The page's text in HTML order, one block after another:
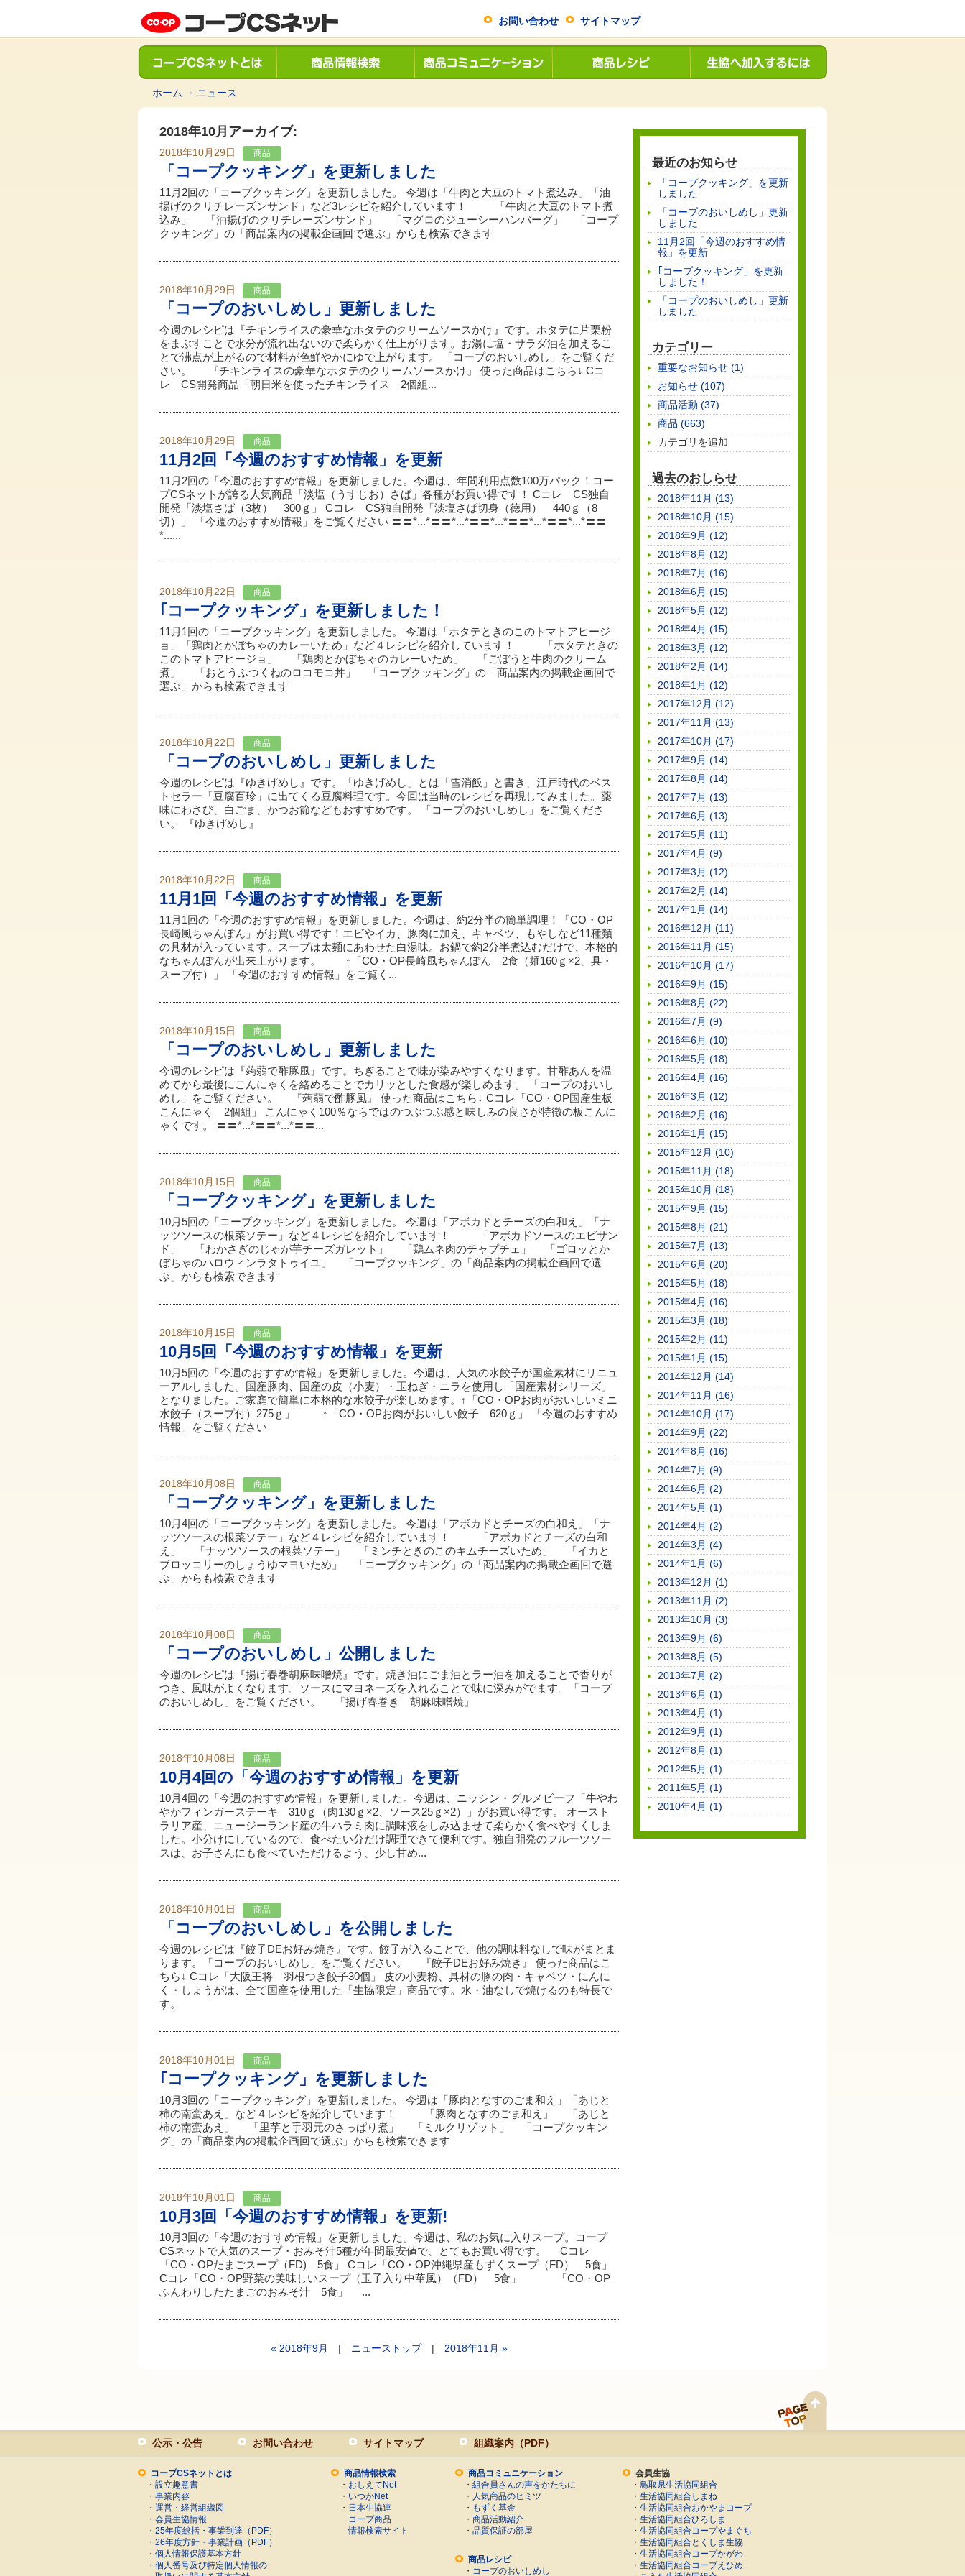
サイトマップ
お問い合わせ
ホーム ニュース
2018年10月アーカイブ:
2018年10月29日 商品
「コープクッキング」を更新しました
11月2回の「コープクッキング」を更新しました。 今週は「牛肉と大豆のトマト煮込み」「油
揚げのクリチレーズンサンド」など3レシピを紹介しています！ 「牛肉と大豆のトマト煮
込み」 「油揚げのクリチレーズンサンド」 「マグロのジューシーハンバーグ」 「コープ
クッキング」の「商品案内の掲載企画回で選ぶ」からも検索できます
2018年10月29日 商品
「コープのおいしめし」更新しました
今週のレシピは『チキンライスの豪華なホタテのクリームソースかけ』です。ホタテに片栗粉
をまぶすことで水分が流れ出ないので柔らかく仕上がります。お湯に塩・サラダ油を加えるこ
とで沸点が上がるので材料が色鮮やかにゆで上がります。 「コープのおいしめし」をご覧くだ
さい。 『チキンライスの豪華なホタテのクリームソースかけ』 使った商品はこちら↓ Cコ
レ CS開発商品「朝日米を使ったチキンライス 2個組...
2018年10月29日 商品
11月2回「今週のおすすめ情報」を更新
11月2回の「今週のおすすめ情報」を更新しました。今週は、年間利用点数100万パック！コー
プCSネットが誇る人気商品「淡塩（うすじお）さば」各種がお買い得です！ Cコレ CS独自
開発「淡塩さば（3枚） 300ｇ」 Cコレ CS独自開発「淡塩さば切身（徳用） 440ｇ（8
切）」 「今週のおすすめ情報」をご覧ください 〓〓*...*〓〓*...*〓〓*...*〓〓*...*〓〓*...*〓〓
*......
2018年10月22日 商品
｢コープクッキング」を更新しました！
11月1回の「コープクッキング」を更新しました。 今週は「ホタテときのこのトマトアヒージ
ョ」「鶏肉とかぼちゃのカレーいため」など４レシピを紹介しています！ 「ホタテときの
このトマトアヒージョ」 「鶏肉とかぼちゃのカレーいため」 「ごぼうと牛肉のクリーム
煮」 「おとうふつくねのロコモコ丼」 「コープクッキング」の「商品案内の掲載企画回で
選ぶ」からも検索できます
2018年10月22日 商品
「コープのおいしめし」更新しました
今週のレシピは『ゆきげめし』です。「ゆきげめし」とは「雪消飯」と書き、江戸時代のベス
トセラー「豆腐百珍」に出てくる豆腐料理です。今回は当時のレシピを再現してみました。薬
味にわさび、白ごま、かつお節などもおすすめです。 「コープのおいしめし」をご覧くださ
い。 『ゆきげめし』
2018年10月22日 商品
11月1回「今週のおすすめ情報」を更新
11月1回の「今週のおすすめ情報」を更新しました。今週は、約2分半の簡単調理！「CO・OP
長崎風ちゃんぽん」がお買い得です！エビやイカ、豚肉に加え、キャベツ、もやしなど11種類
の具材が入っています。スープは太麺にあわせた白湯味。お鍋で約2分半煮込むだけで、本格的
なちゃんぽんが出来上がります。 ↑「CO・OP長崎風ちゃんぽん 2食（麺160ｇ×2、具・
スープ付）」 「今週のおすすめ情報」をご覧く...
2018年10月15日 商品
「コープのおいしめし」更新しました
今週のレシピは『蒟蒻で酢豚風』です。ちぎることで味が染みやすくなります。甘酢あんを温
めてから最後にこんにゃくを絡めることでカリッとした食感が楽しめます。 「コープのおいし
めし」をご覧ください。 『蒟蒻で酢豚風』 使った商品はこちら↓ Cコレ「CO・OP国産生板
こんにゃく 2個組」 こんにゃく100％ならではのつぶつぶ感と味しみの良さが特徴の板こんに
ゃくです。 〓〓*...*〓〓*...*〓〓...
2018年10月15日 商品
「コープクッキング」を更新しました
10月5回の「コープクッキング」を更新しました。 今週は「アボカドとチーズの白和え」「ナ
ッツソースの根菜ソテー」など４レシピを紹介しています！ 「アボカドソースのエビサン
ド」 「わかさぎのじゃが芋チーズガレット」 「鶏ムネ肉のチャプチェ」 「ゴロッとか
ぼちゃのハロウィンラタトゥイユ」 「コープクッキング」の「商品案内の掲載企画回で選
ぶ」からも検索できます
2018年10月15日 商品
10月5回「今週のおすすめ情報」を更新
10月5回の「今週のおすすめ情報」を更新しました。今週は、人気の水餃子が国産素材にリニュ
ーアルしました。国産豚肉、国産の皮（小麦）・玉ねぎ・ニラを使用し「国産素材シリーズ」
となりました。ご家庭で簡単に本格的な水餃子が楽しめます。↑「CO・OPお肉がおいしいミニ
水餃子（スープ付）275ｇ」 ↑「CO・OPお肉がおいしい餃子 620ｇ」 「今週のおすすめ
情報」をご覧ください
2018年10月08日 商品
「コープクッキング」を更新しました
10月4回の「コープクッキング」を更新しました。 今週は「アボカドとチーズの白和え」「ナ
ッツソースの根菜ソテー」など４レシピを紹介しています！ 「アボカドとチーズの白和
え」 「ナッツソースの根菜ソテー」 「ミンチときのこのキムチーズいため」 「イカと
ブロッコリーのしょうゆマヨいため」 「コープクッキング」の「商品案内の掲載企画回で選
ぶ」からも検索できます
2018年10月08日 商品
「コープのおいしめし」公開しました
今週のレシピは『揚げ春巻胡麻味噌焼』です。焼き油にごま油とラー油を加えることで香りが
つき、風味がよくなります。ソースにマヨネーズを入れることで味に深みがでます。「コープ
のおいしめし」をご覧ください。 『揚げ春巻き 胡麻味噌焼』
2018年10月08日 商品
10月4回の「今週のおすすめ情報」を更新
10月4回の「今週のおすすめ情報」を更新しました。今週は、ニッシン・グルメビーフ「牛やわ
やかフィンガーステーキ 310ｇ（肉130ｇ×2、ソース25ｇ×2）」がお買い得です。 オースト
ラリア産、ニュージーランド産の牛ハラミ肉に調味液をしみ込ませて柔らかく食べやすくしま
した。小分けにしているので、食べたい分だけ調理できて便利です。独自開発のフルーツソー
スは、お子さんにも食べていただけるよう、少し甘め...
2018年10月01日 商品
「コープのおいしめし」を公開しました
今週のレシピは『餃子DEお好み焼き』です。餃子が入ることで、他の調味料なしで味がまとま
ります。「コープのおいしめし」をご覧ください。 『餃子DEお好み焼き』 使った商品はこ
ちら↓ Cコレ「大阪王将 羽根つき餃子30個」 皮の小麦粉、具材の豚の肉・キャベツ・にんに
く・しょうがは、全て国産を使用した「生協限定」商品です。水・油なしで焼けるのも特長で
す。
2018年10月01日 商品
｢コープクッキング」を更新しました
10月3回の「コープクッキング」を更新しました。 今週は「豚肉となすのごま和え」「あじと
柿の南蛮あえ」など４レシピを紹介しています！ 「豚肉となすのごま和え」 「あじと
柿の南蛮あえ」 「里芋と手羽元のさっぱり煮」 「ミルクリゾット」 「コープクッキン
グ」の「商品案内の掲載企画回で選ぶ」からも検索できます
2018年10月01日 商品
10月3回「今週のおすすめ情報」を更新!
10月3回の「今週のおすすめ情報」を更新しました。今週は、私のお気に入りスープ。コープ
CSネットで人気のスープ・おみそ汁5種が年間最安値で、とてもお買い得です。 Cコレ
「CO・OPたまごスープ（FD) 5食」 Cコレ「CO・OP沖縄県産もずくスープ（FD） 5食」
Cコレ「CO・OP野菜の美味しいスープ（玉子入り中華風）（FD） 5食」 「CO・OP
ふんわりしたたまごのおみそ汁 5食」 ...
« 2018年9月 | ニューストップ | 2018年11月 »
最近のお知らせ
「コープクッキング」を更新
しました
「コープのおいしめし」更新
しました
11月2回「今週のおすすめ情
報」を更新
｢コープクッキング」を更新
しました！
「コープのおいしめし」更新
しました
カテゴリー
重要なお知らせ (1)
お知らせ (107)
商品活動 (37)
商品 (663)
カテゴリを追加
過去のおしらせ
2018年11月 (13)
2018年10月 (15)
2018年9月 (12)
2018年8月 (12)
2018年7月 (16)
2018年6月 (15)
2018年5月 (12)
2018年4月 (15)
2018年3月 (12)
2018年2月 (14)
2018年1月 (12)
2017年12月 (12)
2017年11月 (13)
2017年10月 (17)
2017年9月 (14)
2017年8月 (14)
2017年7月 (13)
2017年6月 (13)
2017年5月 (11)
2017年4月 (9)
2017年3月 (12)
2017年2月 (14)
2017年1月 (14)
2016年12月 (11)
2016年11月 (15)
2016年10月 (17)
2016年9月 (15)
2016年8月 (22)
2016年7月 (9)
2016年6月 (10)
2016年5月 (18)
2016年4月 (16)
2016年3月 (12)
2016年2月 (16)
2016年1月 (15)
2015年12月 (10)
2015年11月 (18)
2015年10月 (18)
2015年9月 (15)
2015年8月 (21)
2015年7月 (13)
2015年6月 (20)
2015年5月 (18)
2015年4月 (16)
2015年3月 (18)
2015年2月 (11)
2015年1月 (15)
2014年12月 (14)
2014年11月 (16)
2014年10月 (17)
2014年9月 (22)
2014年8月 (16)
2014年7月 (9)
2014年6月 (2)
2014年5月 (1)
2014年4月 (2)
2014年3月 (4)
2014年1月 (6)
2013年12月 (1)
2013年11月 (2)
2013年10月 (3)
2013年9月 (6)
2013年8月 (5)
2013年7月 (2)
2013年6月 (1)
2013年4月 (1)
2012年9月 (1)
2012年8月 (1)
2012年5月 (1)
2011年5月 (1)
2010年4月 (1)
公示・公告 お問い合わせ サイトマップ 組織案内（PDF）
コープCSネットとは
・ 設立趣意書
・ 事業内容
・ 運営・経営組織図
・ 会員生協情報
・ 25年度総括・事業到達（PDF）
・ 26年度方針・事業計画（PDF）
・ 個人情報保護基本方針
・ 個人番号及び特定個人情報の
商品情報検索
・ おしえてNet
・ いつかNet
・ 日本生協連
コープ商品
情報検索サイト
商品コミュニケーション
・ 組合員さんの声をかたちに
・ 人気商品のヒミツ
・ もずく基金
・ 商品活動紹介
・ 品質保証の部屋
商品レシピ
・ コープのおいしめし
会員生協
・ 鳥取県生活協同組合
・ 生活協同組合しまね
・ 生活協同組合おかやまコープ
・ 生活協同組合ひろしま
・ 生活協同組合コープやまぐち
・ 生活協同組合とくしま生協
・ 生活協同組合コープかがわ
・ 生活協同組合コープえひめ